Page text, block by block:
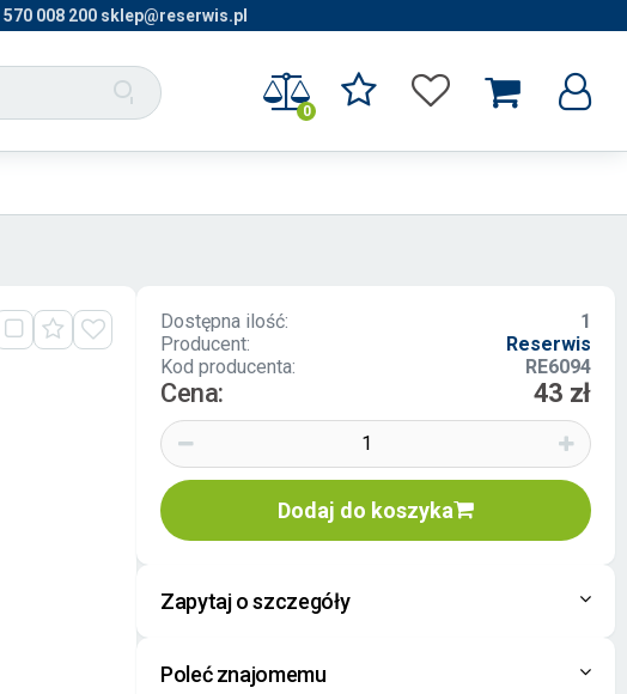
570 008 200 sklep@reserwis.pl
0
Dostępna ilość:
1
Producent:
Reserwis
Kod producenta:
RE6094
Cena: 43 zł
Dodaj do koszyka
Zapytaj o szczegóły
Poleć znajomemu